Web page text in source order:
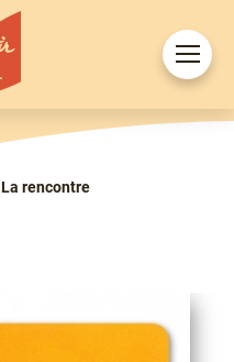
Ouvrir
le
La rencontre